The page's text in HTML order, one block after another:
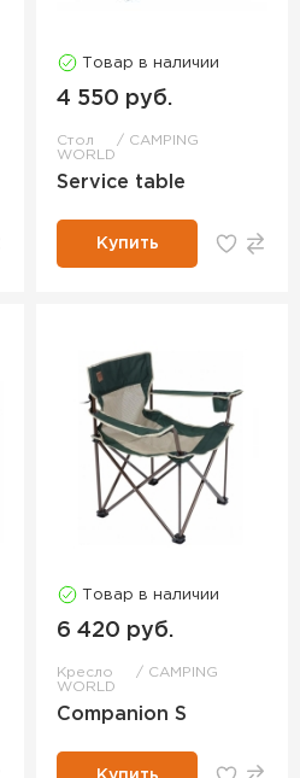
Товар в наличии
4 550 руб.
Стол
CAMPING
WORLD
Service table
Купить
Товар в наличии
6 420 руб.
Кресло
CAMPING
WORLD
Companion S